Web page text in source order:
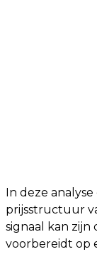
In deze
prijsstructuur
signaal kan
voorbereidt op